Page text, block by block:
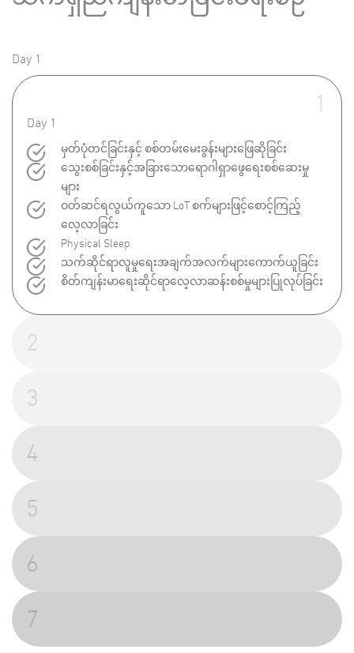
Day 1
1
Day 1
မှတ်ပုံတင်ခြင်းနှင့် စစ်တမ်းမေးခွန်းများဖြေဆိုခြင်း
သွေးစစ်ခြင်းနှင့်အခြားသောရောဂါရှာဖွေရေးစစ်ဆေးမှု
များ
ဝတ်ဆင်ရလွယ်ကူသော LoT စက်များဖြင့်စောင့်ကြည့်
လေ့လာခြင်း
Physical Sleep
သက်ဆိုင်ရာလူမှုရေးအချက်အလက်များကောက်ယူခြင်း
စိတ်ကျန်းမာရေးဆိုင်ရာလေ့လာဆန်းစစ်မှုများပြုလုပ်ခြင်း
2
3
4
5
6
7